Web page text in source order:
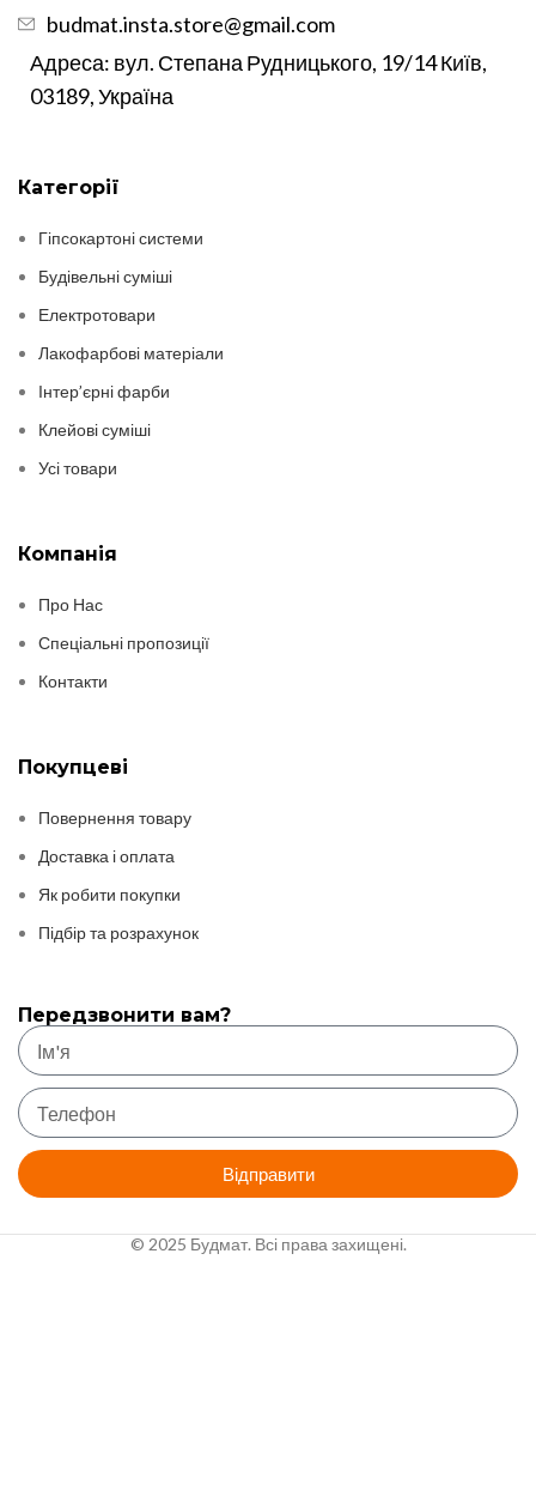
budmat.insta.store@gmail.com
Адреса: вул. Степана Рудницького, 19/14 Київ,
03189, Україна
Категорії
Гіпсокартоні системи
Будівельні суміші
Електротовари
Лакофарбові матеріали
Інтер’єрні фарби
Клейові суміші
Усі товари
Компанія
Про Нас
Спеціальні пропозиції
Контакти
Покупцеві
Повернення товару
Доставка і оплата
Як робити покупки
Підбір та розрахунок
Передзвонити вам?
Відправити
© 2025 Будмат. Всі права захищені.